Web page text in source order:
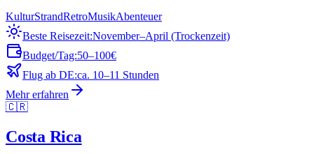
KulturStrandRetroMusikAbenteuer
Beste Reisezeit:November–April (Trockenzeit)
Budget/Tag:50–100€
Flug ab DE:ca. 10–11 Stunden
Mehr erfahren
🇨🇷
Costa Rica